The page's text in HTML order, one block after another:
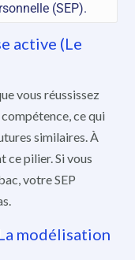
(SEP).
active (Le
vous réussissez
ce qui
similaires. À
ce pilier. Si vous
votre SEP
modélisation